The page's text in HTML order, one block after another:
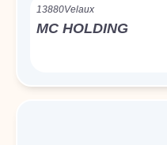
13880Velaux
MC HOLDING